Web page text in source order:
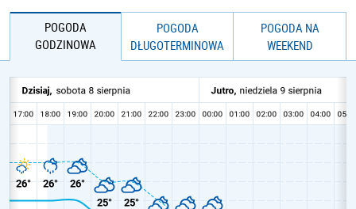
POGODA
GODZINOWA
POGODA
DŁUGOTERMINOWA
POGODA NA
WEEKEND